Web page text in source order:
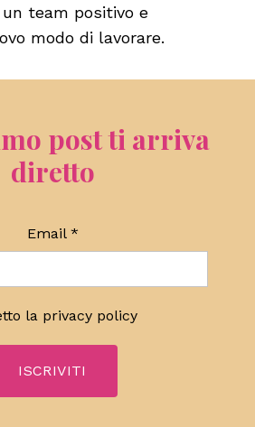
team positivo e
modo di lavorare.
post ti arriva
diretto
Email *
la privacy policy